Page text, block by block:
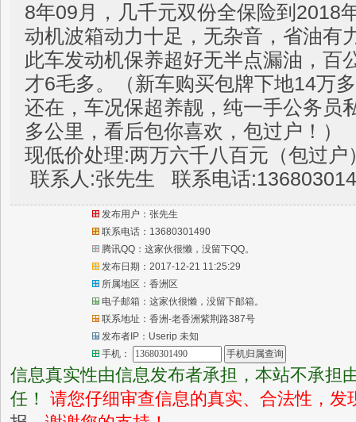
8年09月，几千元双份全保险到2018
动机波箱动力十足，无杂音，省油有
此车发动机保养超好无半点漏油，百
才6毛多。（新车购买包牌下地14万
还在，车况保超养靓，纯一手公务员
多公里，看后包你喜欢，包过户！）
现低价处理:两万六千八百元（包过户
联系人:张先生 联系电话
发布用户：张先生
联系电话：13680301490
腾讯QQ：这家伙很懒，没留下QQ。
发布日期：2017-12-21 11:25:29
所属地区：香洲区
电子邮箱：这家伙很懒，没留下邮箱。
联系地址：香洲-老香洲紫荆路387号
发布者IP：Userip未知
手机：
信息真实性由信息发布者承担，本站不承担
任！
请您仔细审查信息的真实、合法性，